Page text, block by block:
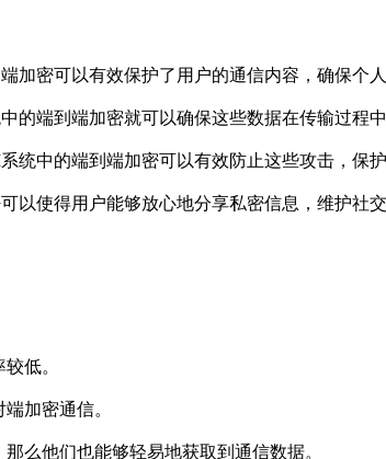
加密可以有效保护了用户的通信内容，确保个人
的端到端加密就可以确保这些数据在传输过程
统中的端到端加密可以有效防止这些攻击，保护
以使得用户能够放心地分享私密信息，维护社
低。
加密通信。
么他们也能够轻易地获取到通信数据。